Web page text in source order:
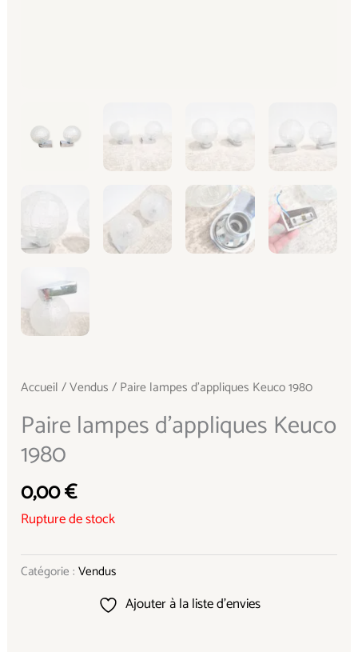
Accueil /Vendus / Paire lampes d’appliques Keuco 1980
Paire lampes d’appliques Keuco
1980
0,00€
Rupture de stock
Catégorie :Vendus
Ajouter à la liste d’envies